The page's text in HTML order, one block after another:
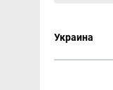
Украина